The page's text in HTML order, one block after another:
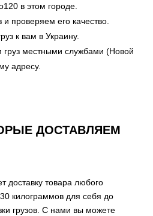
в этом городе.
проверяем его качество.
к вам в Украину.
груз местными службами (Новой
адресу.
ДОСТАВЛЯЕМ
доставку товара любого
килограммов для себя до
грузов. С нами вы можете